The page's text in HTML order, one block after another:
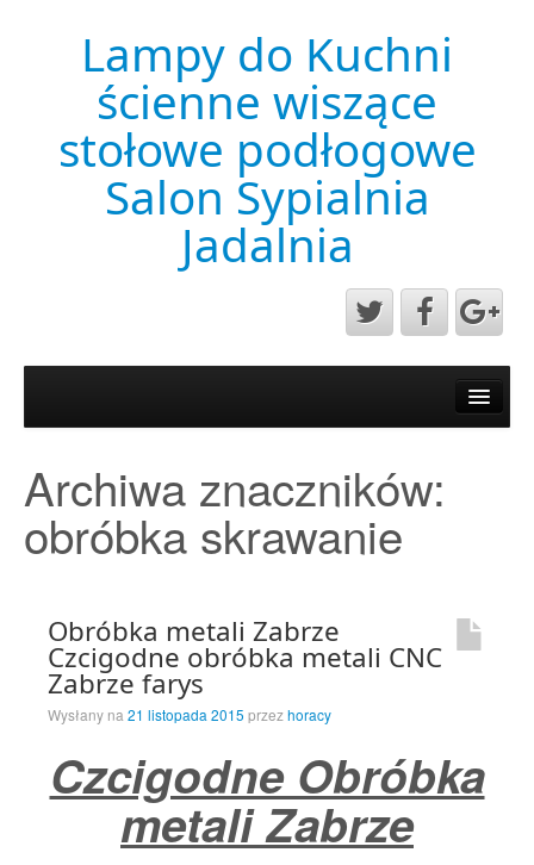
Lampy do Kuchni
ścienne wiszące
stołowe podłogowe
Salon Sypialnia
Jadalnia
Przykładowa strona
Strona Główna
Archiwa znaczników:
obróbka skrawanie
Obróbka metali Zabrze
Czcigodne obróbka metali CNC
Zabrze farys
Wysłany na 21 listopada 2015 przezhoracy
Czcigodne Obróbka
metali Zabrze